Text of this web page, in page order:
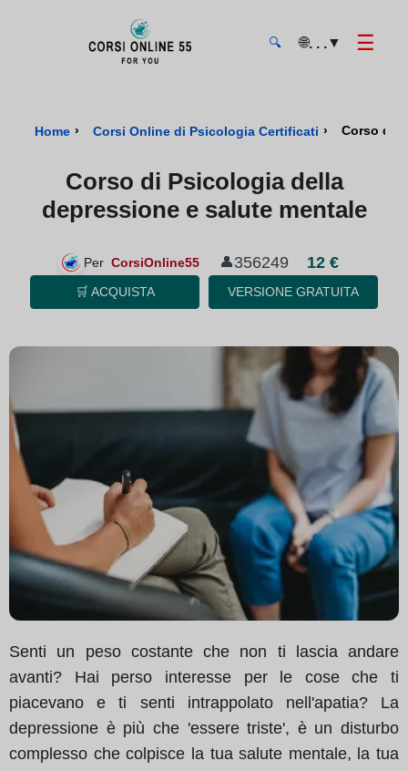
🔍 🌐. . .▼ ☰
Home › Corsi Online di Psicologia Certificati › Corso di
Corso di Psicologia della
depressione e salute mentale
Per CorsiOnline55 👤356249 12 €
🛒 ACQUISTA VERSIONE GRATUITA
Senti un peso costante che non ti lascia andare
avanti? Hai perso interesse per le cose che ti
piacevano e ti senti intrappolato nell'apatia? La
depressione è più che 'essere triste', è un disturbo
complesso che colpisce la tua salute mentale, la tua